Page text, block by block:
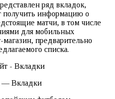
ряд вкладок,
получить информацию о
матчи, в том числе
для мобильных
магазин, предварительно
списка.
— Вкладки